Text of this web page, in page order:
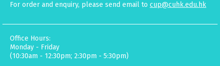
For order and enquiry, please send email to cup@cuhk.edu.hk
Office Hours:
Monday - Friday
(10:30am - 12:30pm; 2:30pm - 5:30pm)